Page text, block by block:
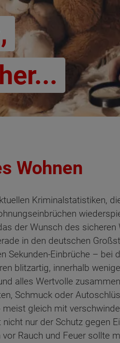
Wohnen
Kriminalstatistiken,
der Wunsch des
in den deutschen
Sekunden-Einbrüche – bei
blitzartig, innerhalb
alles Wertvolle
Schmuck oder
gleich mit
nur der Schutz gegen
vor Rauch und Feuer sollte